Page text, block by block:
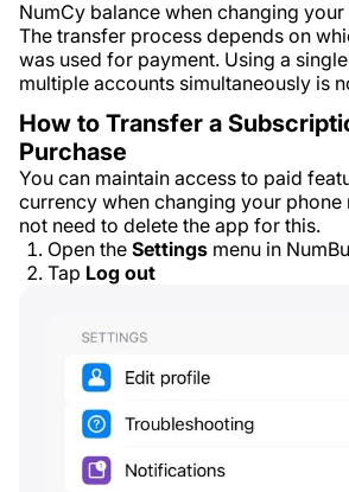
NumCy balance when changing
The transfer process depends on
was used for payment. Using a
multiple accounts simultaneously is
How to Transfer a
Purchase
You can maintain access to paid
currency when changing your phone
not need to delete the app for this.
Open the Settings menu in
Tap Log out